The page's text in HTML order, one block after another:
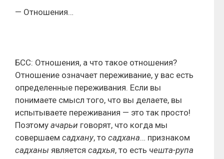
— Отношения…
БСС: Отношения, а что такое отношения?
Отношение означает переживание, у вас есть
определенные переживания. Если вы
понимаете смысл того, что вы делаете, вы
испытываете переживания — это так просто!
Поэтому ачарьи говорят, что когда мы
совершаем садхану, то садхана… признаком
садханы является садхья, то есть чешта-рупа